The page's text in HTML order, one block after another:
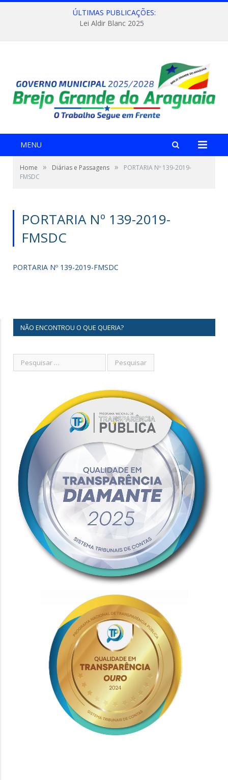
ÚLTIMAS PUBLICAÇÕES:
Lei Aldir Blanc 2025
MENU
Home » Diárias e Passagens »
PORTARIA Nº 139-2019-
FMSDC
PORTARIA Nº 139-2019-
FMSDC
PORTARIA Nº 139-2019-FMSDC
NÃO ENCONTROU O QUE QUERIA?